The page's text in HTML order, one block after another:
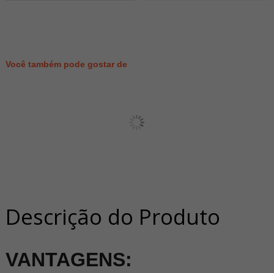
Você também pode gostar de
Descrição do Produto
VANTAGENS: